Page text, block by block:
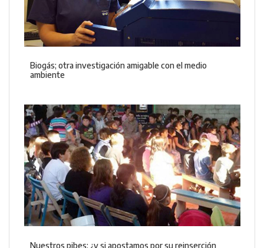
Biogás; otra investigación amigable con el medio
ambiente
Nuestros pibes: ¿y si apostamos por su reinserción